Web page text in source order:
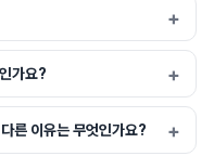
가요?
른 이유는 무엇인가요?